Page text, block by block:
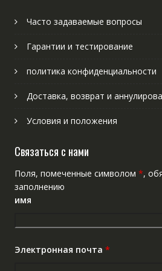
Часто задаваемые вопросы
Гарантии и тестирование
политика конфиденциальности
Доставка, возврат и
Условия и положения
Связаться с нами
Поля, помеченные символом *,
заполнению
имя
Электронная почта *